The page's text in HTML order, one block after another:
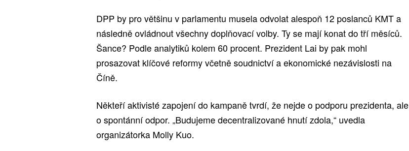
DPP by pro většinu v parlamentu musela odvolat alespoň 12 poslanců KMT a
následně ovládnout všechny doplňovací volby. Ty se mají konat do tří měsíců.
Šance? Podle analytiků kolem 60 procent. Prezident Lai by pak mohl
prosazovat klíčové reformy včetně soudnictví a ekonomické nezávislosti na
Číně.
Někteří aktivisté zapojení do kampaně tvrdí, že nejde o podporu prezidenta, ale
o spontánní odpor. „Budujeme decentralizované hnutí zdola,“ uvedla
organizátorka Molly Kuo.